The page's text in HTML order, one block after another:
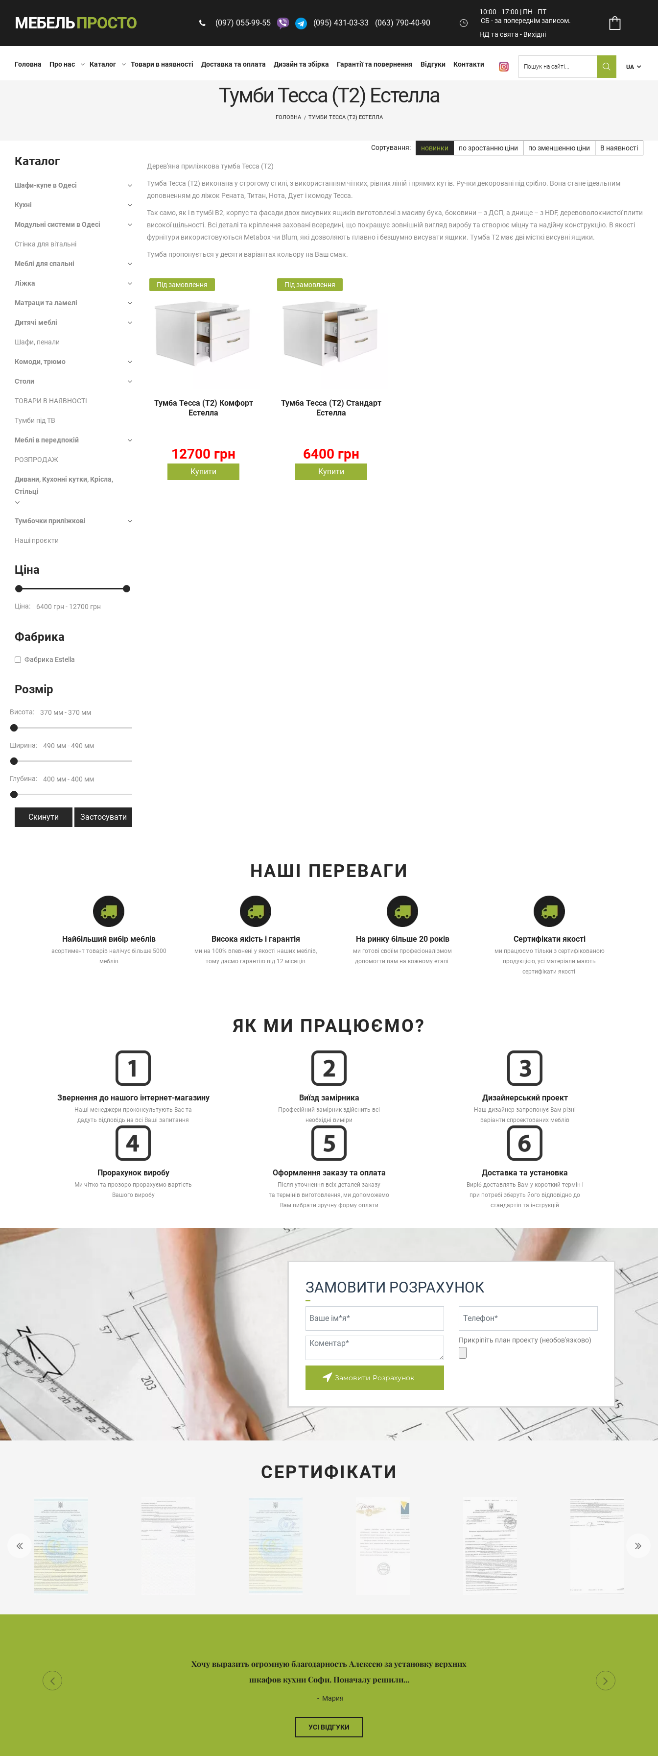
(097) 055-99-55 (095) 431-03-33 (063) 790-40-90
10:00 - 17:00 | ПН - ПТ
СБ - за попереднім записом.
НД та свята - Вихідні
Головна Про нас Каталог Товари в наявності Доставка та оплата Дизайн та збірка Гарантії та повернення Відгуки Контакти UA
Тумби Тесса (Т2) Естелла
ГОЛОВНА ТУМБИ ТЕССА (Т2) ЕСТЕЛЛА
Сортування: новинки по зростанню ціни по зменшенню ціни В наявності
Дерев'яна приліжкова тумба Тесса (Т2)
Тумба Тесса (Т2) виконана у строгому стилі, з використанням чітких, рівних ліній і прямих кутів. Ручки декоровані під срібло. Вона стане ідеальним
доповненням до ліжок Рената, Титан, Нота, Дует і комоду Тесса.
Так само, як і в тумбі В2, корпус та фасади двох висувних ящиків виготовлені з масиву бука, боковини – з ДСП, а днище – з HDF, деревоволокнистої плити
високої щільності. Всі деталі та кріплення заховані всередині, що покращує зовнішній вигляд виробу та створює міцну та надійну конструкцію. В якості
фурнітури використовуються Metabox чи Blum, які дозволяють плавно і безшумно висувати ящики. Тумба Т2 має дві місткі висувні ящики.
Тумба пропонується у десяти варіантах кольору на Ваш смак.
Під замовлення
Тумба Тесса (Т2) Комфорт
Естелла
12700 грн
Купити
Під замовлення
Тумба Тесса (Т2) Стандарт
Естелла
6400 грн
Купити
Каталог
Шафи-купе в Одесі
Кухні
Модульні системи в Одесі
Стінка для вітальні
Меблі для спальні
Ліжка
Матраци та ламелі
Дитячі меблі
Шафи, пенали
Комоди, трюмо
Столи
ТОВАРИ В НАЯВНОСТІ
Тумби під ТВ
Меблі в передпокій
РОЗПРОДАЖ
Дивани, Кухонні кутки, Крісла,
Стільці
Тумбочки приліжкові
Наші проєкти
Ціна
Ціна:
Фабрика
Фабрика Estella
Розмір
Висота:
Ширина:
Глубина:
Скинути Застосувати
НАШІ ПЕРЕВАГИ
Найбільший вибір меблів
асортимент товарів налічує більше 5000
меблів
Висока якість і гарантія
ми на 100% впевнені у якості наших меблів,
тому даємо гарантію від 12 місяців
На ринку більше 20 років
ми готові своїім професіоналізмом
допомогти вам на кожному етапі
Сертифікати якості
ми працюємо тільки з сертифікованою
продукцією, усі матеріали мають
сертифікати якості
ЯК МИ ПРАЦЮЄМО?
Звернення до нашого інтернет-магазину
Наші менеджери проконсультують Вас та
дадуть відповідь на всі Ваші запитання
Виїзд замірника
Професійний замірник здійснить всі
необхідні виміри
Дизайнерський проект
Наш дизайнер запропонує Вам різні
варіанти спроектованих меблів
Прорахунок виробу
Ми чітко та прозоро прорахуємо вартість
Вашого виробу
Оформлення заказу та оплата
Після уточнення всіх деталей заказу
та термінів виготовлення, ми допоможемо
Вам вибрати зручну форму оплати
Доставка та установка
Виріб доставлять Вам у короткий термін і
при потребі зберуть його відповідно до
стандартів та інструкцій
ЗАМОВИТИ РОЗРАХУНОК
Прикріпіть план проекту (необов'язково)
Замовити Розрахунок
СЕРТИФІКАТИ
Хочу выразить огромную благодарность Алексею за установку верхних
шкафов кухни Софи. Поначалу решили...
Мария
УСІ ВІДГУКИ